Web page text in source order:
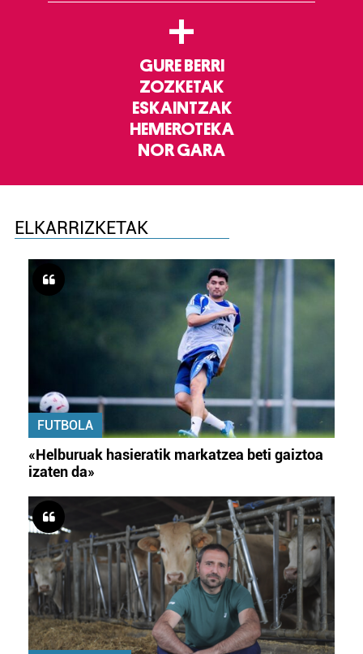
+
GURE BERRI
ZOZKETAK
ESKAINTZAK
HEMEROTEKA
NOR GARA
ELKARRIZKETAK
FUTBOLA
«Helburuak hasieratik markatzea beti gaiztoa
izaten da»